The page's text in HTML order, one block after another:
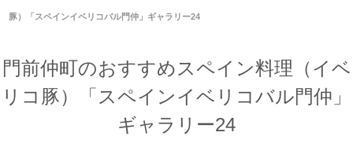
豚）「スペインイベリコバル門仲」ギャラリー24
門前仲町のおすすめスペイン料理（イベ
リコ豚）「スペインイベリコバル門仲」
ギャラリー24